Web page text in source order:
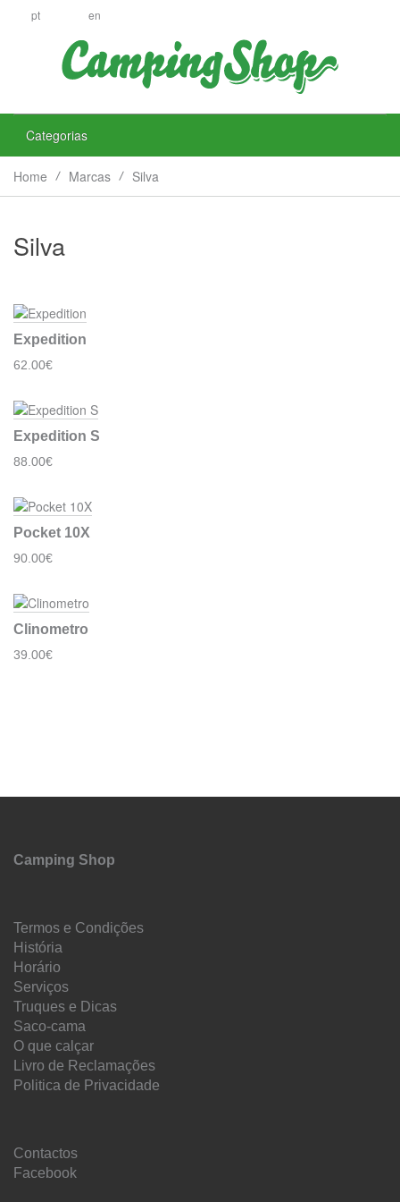
pt en
Categorias
Home Marcas Silva
Silva
Expedition
62.00€
Expedition S
88.00€
Pocket 10X
90.00€
Clinometro
39.00€
Camping Shop
Termos e Condições
História
Horário
Serviços
Truques e Dicas
Saco-cama
O que calçar
Livro de Reclamações
Politica de Privacidade
Contactos
Facebook